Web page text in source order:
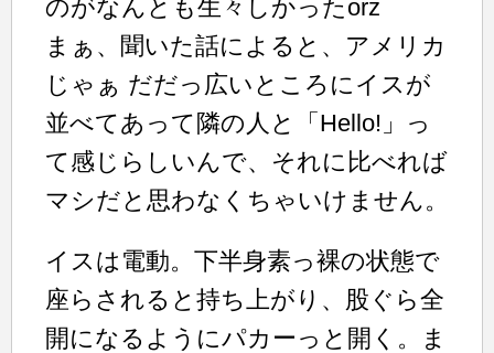
のがなんとも生々しかったorz
まぁ、聞いた話によると、アメリカ
じゃぁ だだっ広いところにイスが
並べてあって隣の人と「Hello!」っ
て感じらしいんで、それに比べれば
マシだと思わなくちゃいけません。
イスは電動。下半身素っ裸の状態で
座らされると持ち上がり、股ぐら全
開になるようにパカーっと開く。ま